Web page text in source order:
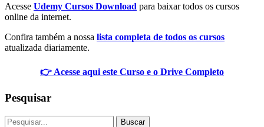
Acesse Udemy Cursos Download para baixar todos os cursos
online da internet.
Confira também a nossa lista completa de todos os cursos
atualizada diariamente.
👉 Acesse aqui este Curso e o Drive Completo
Pesquisar
Buscar